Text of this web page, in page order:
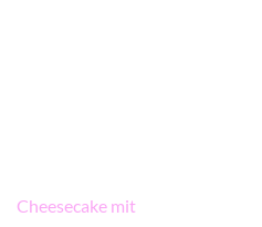
Beitragsnavigation
Cheesecake mit